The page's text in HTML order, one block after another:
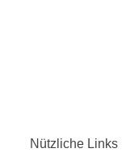
Nützliche Links